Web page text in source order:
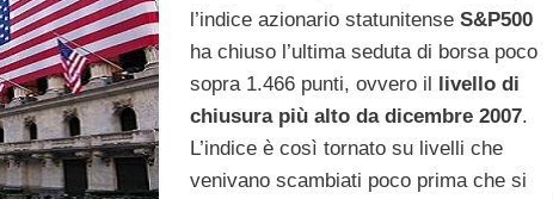
l’indice azionario statunitense S&P500
ha chiuso l’ultima seduta di borsa poco
sopra 1.466 punti, ovvero il livello di
chiusura più alto da dicembre 2007.
L’indice è così tornato su livelli che
venivano scambiati poco prima che si